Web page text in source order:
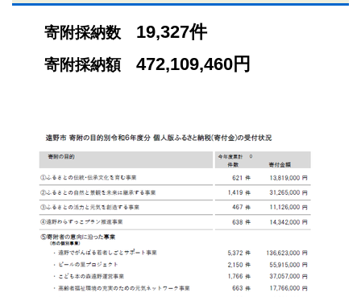
寄附採納数 19,327件
寄附採納額 472,109,460円